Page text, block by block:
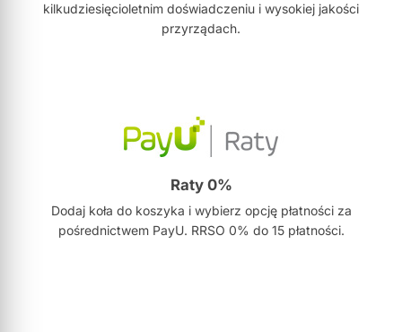
kilkudziesięcioletnim doświadczeniu i wysokiej jakości
przyrządach.
Raty 0%
Dodaj koła do koszyka i wybierz opcję płatności za
pośrednictwem PayU. RRSO 0% do 15 płatności.